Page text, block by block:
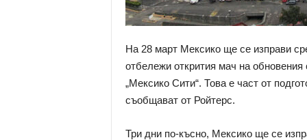
На 28 март Мексико ще се изправи
отбележи открития мач на обновения
„Мексико Сити“. Това е част от
съобщават от Ройтерс.
Три дни по-късно, Мексико ще се